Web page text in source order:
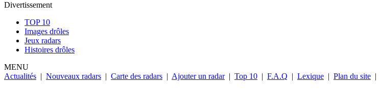
Divertissement
TOP 10
Images drôles
Jeux radars
Histoires drôles
MENU
Actualités | Nouveaux radars | Carte des radars | Ajouter un radar | Top 10 | F.A.Q | Lexique | Plan du site |